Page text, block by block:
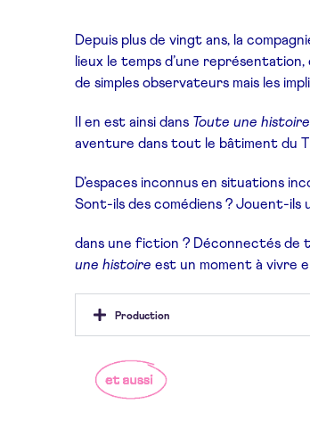
Depuis plus de vingt ans, la
lieux le temps d’une
de simples observateurs mais les
Il en est ainsi dans Toute une histoire
aventure dans tout le bâtiment du
D’espaces inconnus en situations
Sont-ils des comédiens ? Jouent-ils
dans une fiction ? Déconnectés de
une histoire est un moment à vivre
Production